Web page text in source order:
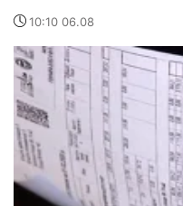
10:10 06.08